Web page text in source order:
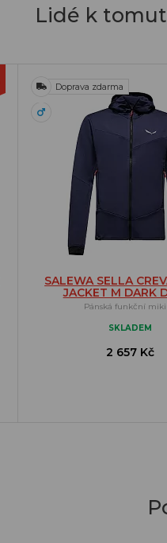
Lidé k
Doprava zdarma
SALEWA SELLA
JACKET M DARK
Pánská funkční
SKLADEM
2 657 Kč